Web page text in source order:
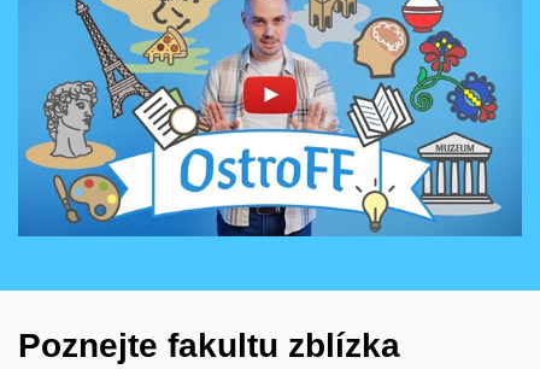
Povolit cookies a přehrát
Otevřít na youtube.com
Poznejte fakultu zblízka